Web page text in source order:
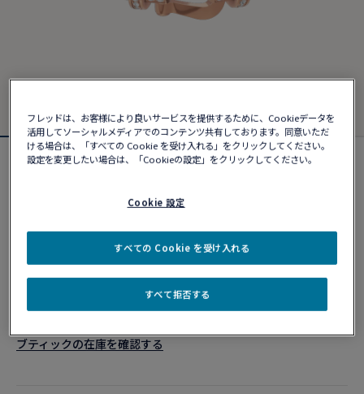
フォース10ブレスレット
カスタマイズ
ショッピングバッグに追加
ブティックの在庫を確認する​
フレッドは、お客様により良いサービスを提供するために、Cookieデータを
活用してソーシャルメディアでのコンテンツ共有しております。同意いただ
ける場合は、「すべての Cookie を受け入れる」をクリックしてください。
設定を変更したい場合は、「Cookieの設定」をクリックしてください。
Cookie 設定
すべて拒否する
すべての Cookie を受け入れる